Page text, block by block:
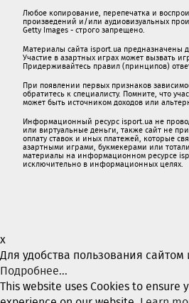
Любое копирование, перепечатка и
произведений и/или аудиовизуальных
Getty Images - строго запрещено.
Материалы сайта isport.ua предназначены
Участие в азартных играх может вызвать
Придерживайтесь правил (принципов)
При появлении первых признаков
обратитесь к специалисту. Помните, что
может быть источником доходов или
Информационный ресурс isport.ua не
или виртуальные деньги, также сайт не
oплaту ставок и иных платежей, которые
азартными игрaми, букмекерами или
материалы на информационном ресурсе
исключительно в информационных целях.
x
Для удобства пользования сайтом
Подробнее...
This website uses Cookies to ensure